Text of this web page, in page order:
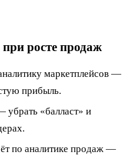
росте продаж
маркетплейсов —
прибыль.
убрать «балласт» и
по аналитике продаж —